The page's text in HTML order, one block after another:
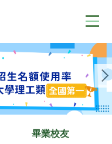
畢業校友